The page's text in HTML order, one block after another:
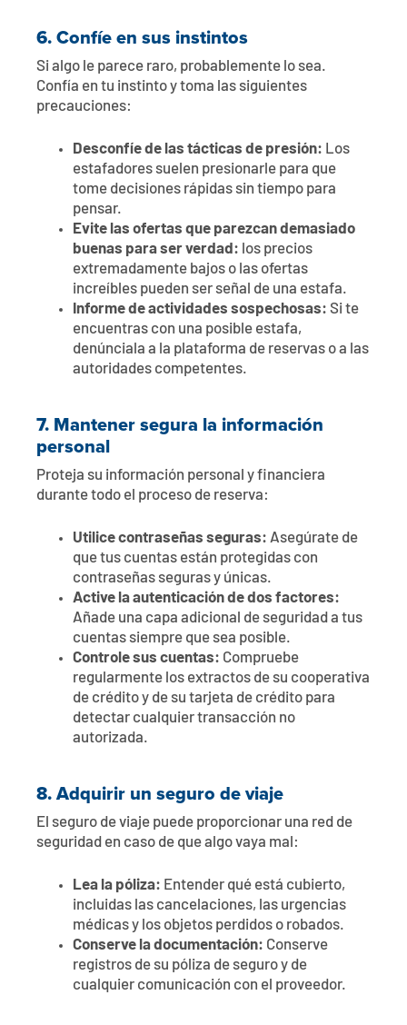
6.Confíe en sus instintos
Si algo le parece raro, probablemente lo sea.
Confía en tu instinto y toma las siguientes
precauciones:
Desconfíe de las tácticas de presión: Los
estafadores suelen presionarle para que
tome decisiones rápidas sin tiempo para
pensar.
Evite las ofertas que parezcan demasiado
buenas para ser verdad: los precios
extremadamente bajos o las ofertas
increíbles pueden ser señal de una estafa.
Informe de actividades sospechosas: Si te
encuentras con una posible estafa,
denúnciala a la plataforma de reservas o a las
autoridades competentes.
7. Mantener segura la información
personal
Proteja su información personal y financiera
durante todo el proceso de reserva:
Utilice contraseñas seguras: Asegúrate de
que tus cuentas están protegidas con
contraseñas seguras y únicas.
Active la autenticación de dos factores:
Añade una capa adicional de seguridad a tus
cuentas siempre que sea posible.
Controle sus cuentas: Compruebe
regularmente los extractos de su cooperativa
de crédito y de su tarjeta de crédito para
detectar cualquier transacción no
autorizada.
8.Adquirir un seguro de viaje
El seguro de viaje puede proporcionar una red de
seguridad en caso de que algo vaya mal:
Lea la póliza: Entender qué está cubierto,
incluidas las cancelaciones, las urgencias
médicas y los objetos perdidos o robados.
Conserve la documentación: Conserve
registros de su póliza de seguro y de
cualquier comunicación con el proveedor.